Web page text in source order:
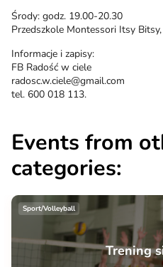
Środy: godz. 19.00-20.30
Przedszkole Montessori Itsy
Informacje i zapisy:
FB Radość w ciele
radosc.w.ciele@gmail.com
tel. 600 018 113.
Events from
categories:
Sport/Volleyball
Trening